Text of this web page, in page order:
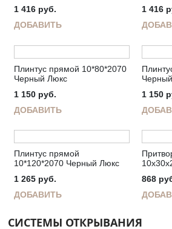
1 416 руб.
ДОБАВИТЬ
1 416
Плинтус прямой 10*80*2070
Черный Люкс
1 150 руб.
ДОБАВИТЬ
1 150
Плинтус прямой
10*120*2070 Черный Люкс
1 265 руб.
ДОБАВИТЬ
868
СИСТЕМЫ ОТКРЫВАНИЯ